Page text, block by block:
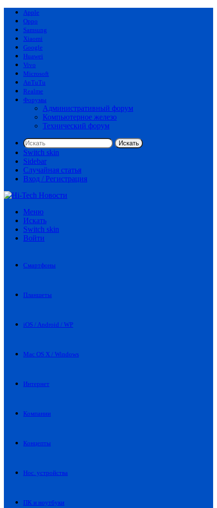
Apple
Oppo
Samsung
Xiaomi
Google
Huawei
Vivo
Microsoft
AnTuTu
Realme
Форумы
Административный форум
Компьютерное железо
Технический форум
Искать
Switch skin
Sidebar
Случайная статья
Вход / Регистрация
Меню
Искать
Switch skin
Войти
Смартфоны
Планшеты
iOS / Android / WP
Mac OS X / Windows
Интернет
Компании
Концепты
Нос. устройства
ПК и ноутбуки